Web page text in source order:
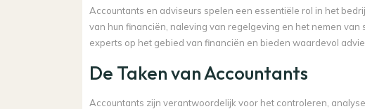
Accountants en adviseurs spelen een essentiële rol in het
van hun financiën, naleving van regelgeving en het nemen
experts op het gebied van financiën en bieden waardevol
De Taken van Accountants
Accountants zijn verantwoordelijk voor het controleren,